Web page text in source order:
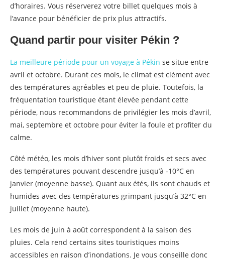
d’horaires. Vous réserverez votre billet quelques mois à
l’avance pour bénéficier de prix plus attractifs.
Quand partir pour visiter Pékin ?
La meilleure période pour un voyage à Pékin se situe entre
avril et octobre. Durant ces mois, le climat est clément avec
des températures agréables et peu de pluie. Toutefois, la
fréquentation touristique étant élevée pendant cette
période, nous recommandons de privilégier les mois d’avril,
mai, septembre et octobre pour éviter la foule et profiter du
calme.
Côté météo, les mois d’hiver sont plutôt froids et secs avec
des températures pouvant descendre jusqu’à -10°C en
janvier (moyenne basse). Quant aux étés, ils sont chauds et
humides avec des températures grimpant jusqu’à 32°C en
juillet (moyenne haute).
Les mois de juin à août correspondent à la saison des
pluies. Cela rend certains sites touristiques moins
accessibles en raison d’inondations. Je vous conseille donc